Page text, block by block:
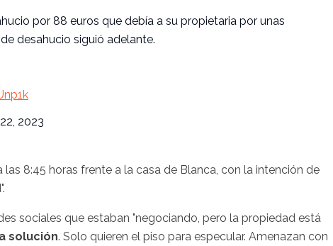
por 88 euros que debía a su propietaria por unas
desahucio siguió adelante.
2023
8:45 horas frente a la casa de Blanca, con la intención de
sociales que estaban "negociando, pero la propiedad está
solución. Solo quieren el piso para especular. Amenazan con